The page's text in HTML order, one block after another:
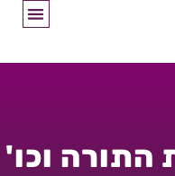
התורה וכו'